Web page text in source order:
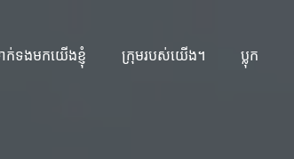
ក់ទងមកយើងខ្ញុំ ក្រុមរបស់យើង។ ប្លុក